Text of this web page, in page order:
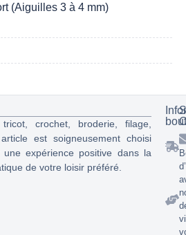
(Aiguilles 3 à 4 mm)
crochet, broderie, filage,
est soigneusement choisi
expérience positive dans la
de votre loisir préféré.